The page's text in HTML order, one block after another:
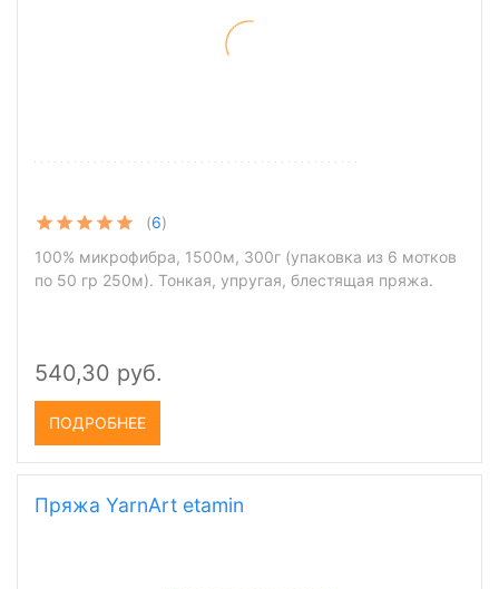
(6)
100% микрофибра, 1500м, 300г (упаковка из 6 мотков
по 50 гр 250м). Тонкая, упругая, блестящая пряжа.
540,30 руб.
ПОДРОБНЕЕ
Пряжа YarnArt etamin